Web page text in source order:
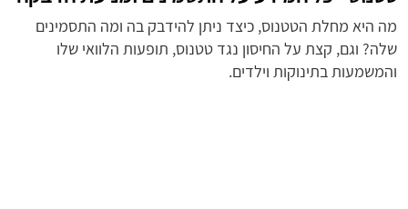
מה היא מחלת הטטנוס, כיצד ניתן להידבק בה ומה התסמינים
שלה? וגם, קצת על החיסון נגד טטנוס, תופעות הלוואי שלו
והמשמעות בתינוקות וילדים.